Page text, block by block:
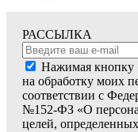
РАССЫЛКА
Нажимая кнопку
на обработку моих
соответствии с
№152-ФЗ «О
целей,